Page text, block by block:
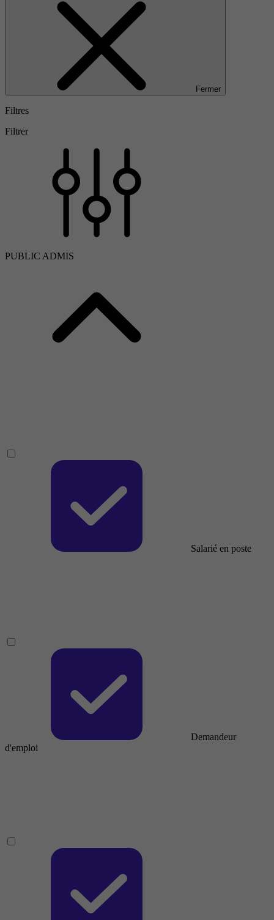
Fermer
Filtres
Filtrer
PUBLIC ADMIS
Salarié en poste
Demandeur
d'emploi